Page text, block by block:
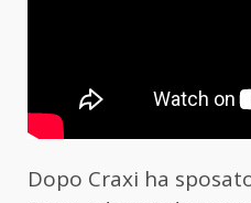
Dopo Craxi ha